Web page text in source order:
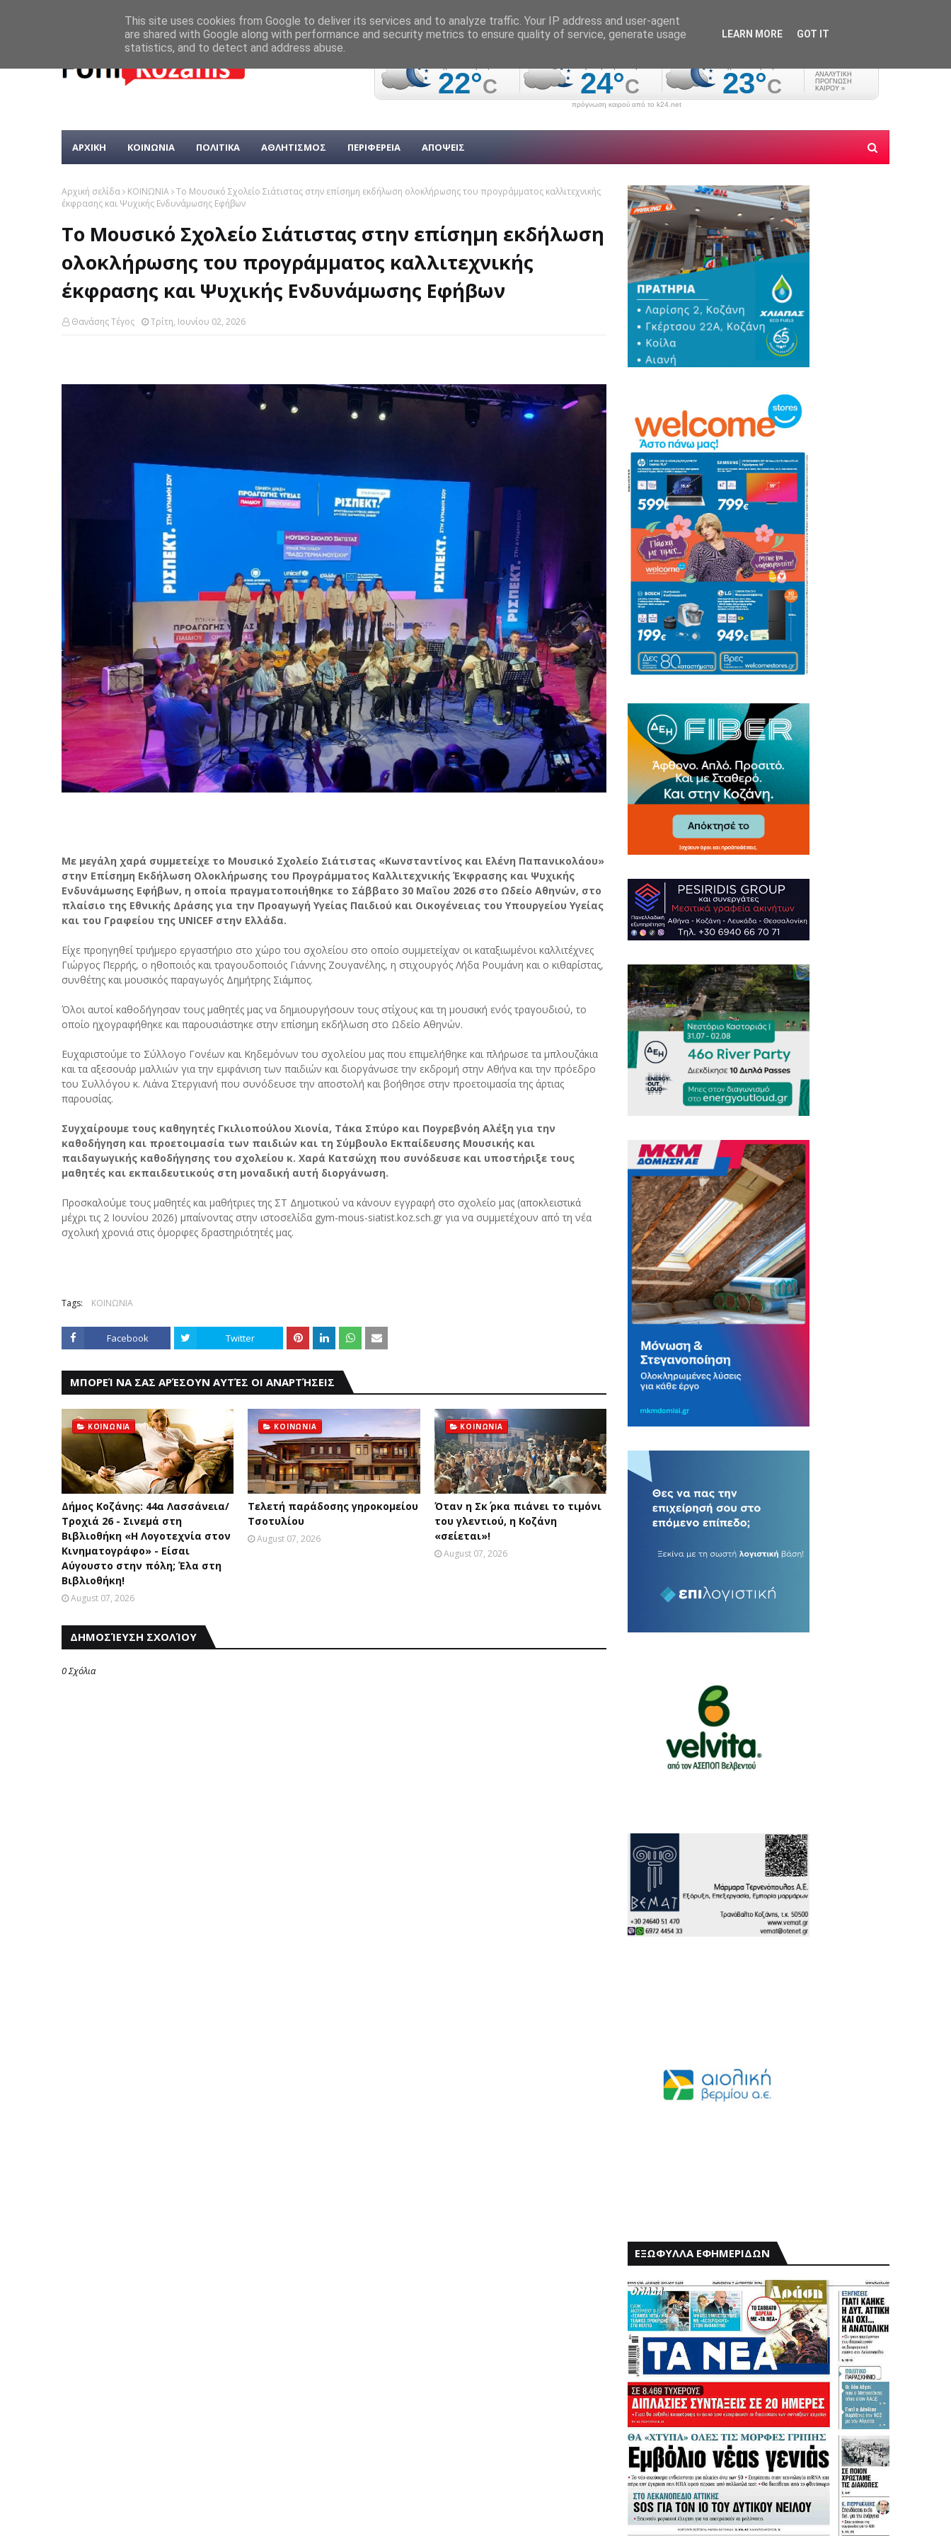
πρόγνωση καιρού από το k24.net
ΑΡΧΙΚΗ ΚΟΙΝΩΝΙΑ ΠΟΛΙΤΙΚΑ ΑΘΛΗΤΙΣΜΟΣ ΠΕΡΙΦΕΡΕΙΑ ΑΠΟΨΕΙΣ
Αρχική σελίδα ΚΟΙΝΩΝΙΑ Το Μουσικό Σχολείο Σιάτιστας στην επίσημη εκδήλωση ολοκλήρωσης του προγράμματος καλλιτεχνικής
έκφρασης και Ψυχικής Ενδυνάμωσης Εφήβων
Το Μουσικό Σχολείο Σιάτιστας στην επίσημη εκδήλωση
ολοκλήρωσης του προγράμματος καλλιτεχνικής
έκφρασης και Ψυχικής Ενδυνάμωσης Εφήβων
Θανάσης Τέγος Τρίτη, Ιουνίου 02, 2026
Με μεγάλη χαρά συμμετείχε το Μουσικό Σχολείο Σιάτιστας «Κωνσταντίνος και Ελένη Παπανικολάου»
στην Επίσημη Εκδήλωση Ολοκλήρωσης του Προγράμματος Καλλιτεχνικής Έκφρασης και Ψυχικής
Ενδυνάμωσης Εφήβων, η οποία πραγματοποιήθηκε το Σάββατο 30 Μαΐου 2026 στο Ωδείο Αθηνών, στο
πλαίσιο της Εθνικής Δράσης για την Προαγωγή Υγείας Παιδιού και Οικογένειας του Υπουργείου Υγείας
και του Γραφείου της UNICEF στην Ελλάδα.
Είχε προηγηθεί τριήμερο εργαστήριο στο χώρο του σχολείου στο οποίο συμμετείχαν οι καταξιωμένοι καλλιτέχνες
Γιώργος Περρής, ο ηθοποιός και τραγουδοποιός Γιάννης Ζουγανέλης, η στιχουργός Λήδα Ρουμάνη και ο κιθαρίστας,
συνθέτης και μουσικός παραγωγός Δημήτρης Σιάμπος.
Όλοι αυτοί καθοδήγησαν τους μαθητές μας να δημιουργήσουν τους στίχους και τη μουσική ενός τραγουδιού, το
οποίο ηχογραφήθηκε και παρουσιάστηκε στην επίσημη εκδήλωση στο Ωδείο Αθηνών.
Ευχαριστούμε το Σύλλογο Γονέων και Κηδεμόνων του σχολείου μας που επιμελήθηκε και πλήρωσε τα μπλουζάκια
και τα αξεσουάρ μαλλιών για την εμφάνιση των παιδιών και διοργάνωσε την εκδρομή στην Αθήνα και την πρόεδρο
του Συλλόγου κ. Λιάνα Στεργιανή που συνόδευσε την αποστολή και βοήθησε στην προετοιμασία της άρτιας
παρουσίας.
Συγχαίρουμε τους καθηγητές Γκιλιοπούλου Χιονία, Τάκα Σπύρο και Πογρεβνόη Αλέξη για την
καθοδήγηση και προετοιμασία των παιδιών και τη Σύμβουλο Εκπαίδευσης Μουσικής και
παιδαγωγικής καθοδήγησης του σχολείου κ. Χαρά Κατσώχη που συνόδευσε και υποστήριξε τους
μαθητές και εκπαιδευτικούς στη μοναδική αυτή διοργάνωση.
Προσκαλούμε τους μαθητές και μαθήτριες της ΣΤ Δημοτικού να κάνουν εγγραφή στο σχολείο μας (αποκλειστικά
μέχρι τις 2 Ιουνίου 2026) μπαίνοντας στην ιστοσελίδα gym-mous-siatist.koz.sch.gr για να συμμετέχουν από τη νέα
σχολική χρονιά στις όμορφες δραστηριότητές μας.
Tags: ΚΟΙΝΩΝΙΑ
Facebook Twitter
ΜΠΟΡΕΊ ΝΑ ΣΑΣ ΑΡΈΣΟΥΝ ΑΥΤΈΣ ΟΙ ΑΝΑΡΤΉΣΕΙΣ
ΚΟΙΝΩΝΙΑ
Δήμος Κοζάνης: 44α Λασσάνεια/
Τροχιά 26 - Σινεμά στη
Βιβλιοθήκη «Η Λογοτεχνία στον
Κινηματογράφο» - Είσαι
Αύγουστο στην πόλη; Έλα στη
Βιβλιοθήκη!
August 07, 2026
ΚΟΙΝΩΝΙΑ
Τελετή παράδοσης γηροκομείου
Τσοτυλίου
August 07, 2026
ΚΟΙΝΩΝΙΑ
Όταν η Σκ΄ ρκα πιάνει το τιμόνι
του γλεντιού, η Κοζάνη
«σείεται»!
August 07, 2026
ΔΗΜΟΣΊΕΥΣΗ ΣΧΟΛΊΟΥ
0 Σχόλια
ΕΞΩΦΥΛΛΑ ΕΦΗΜΕΡΙΔΩΝ
This site uses cookies from Google to deliver its services and to analyze traffic. Your IP address and user-agent
are shared with Google along with performance and security metrics to ensure quality of service, generate usage
statistics, and to detect and address abuse.
LEARN MORE GOT IT